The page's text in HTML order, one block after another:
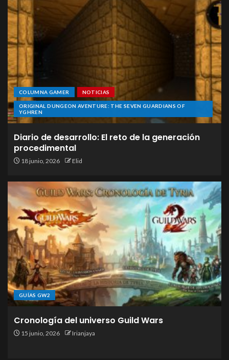
COLUMNA GAMER NOTICIAS
ORIGINAL DUNGEON AVENTURE: THE SEVEN GUARDIANS OF
YGHREN
Diario de desarrollo: El reto de la generación
procedimental
18 junio, 2026 Elid
GUÍAS GW2
Cronología del universo Guild Wars
15 junio, 2026 Irianjaya